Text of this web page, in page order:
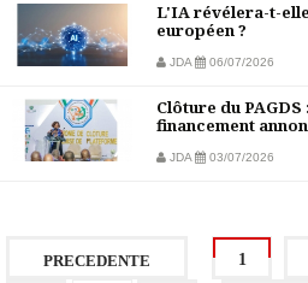
L'IA révélera-t-
européen ?
JDA 06/07/2026
Clôture du
financement
JDA 03/07/2026
PRECEDENTE 1